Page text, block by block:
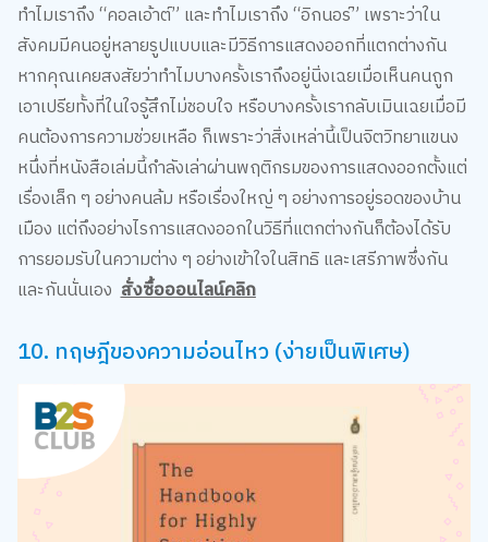
ทำไมเราถึง “คอลเอ้าต์” และทำไมเราถึง “อิกนอร์” เพราะว่าใน
สังคมมีคนอยู่หลายรูปแบบและมีวิธีการแสดงออกที่แตกต่างกัน
หากคุณเคยสงสัยว่าทำไมบางครั้งเราถึงอยู่นิ่งเฉยเมื่อเห็นคนถูก
เอาเปรียทั้งที่ในใจรู้สึกไม่ชอบใจ หรือบางครั้งเรากลับเมินเฉยเมื่อมี
คนต้องการความช่วยเหลือ ก็เพราะว่าสิ่งเหล่านี้เป็นจิตวิทยาแขนง
หนึ่งที่หนังสือเล่มนี้กำลังเล่าผ่านพฤติกรมของการแสดงออกตั้งแต่
เรื่องเล็ก ๆ อย่างคนล้ม หรือเรื่องใหญ่ ๆ อย่างการอยู่รอดของบ้าน
เมือง แต่ถึงอย่างไรการแสดงออกในวิธีที่แตกต่างกันก็ต้องได้รับ
การยอมรับในความต่าง ๆ อย่างเข้าใจในสิทธิ และเสรีภาพซึ่งกัน
และกันนั่นเองสั่งซื้อออนไลน์คลิก
10. ทฤษฎีของความอ่อนไหว (ง่ายเป็นพิเศษ)